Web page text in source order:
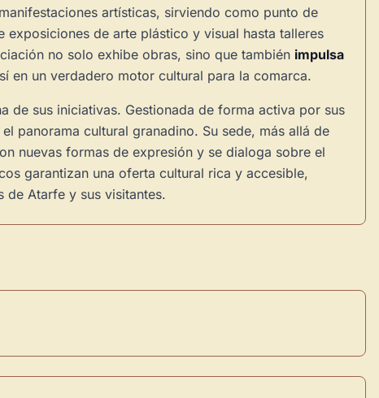
artísticas, sirviendo como punto de
exposiciones de arte plástico y visual hasta talleres
no solo exhibe obras, sino que también impulsa
en un verdadero motor cultural para la comarca.
de sus iniciativas. Gestionada de forma activa por sus
panorama cultural granadino. Su sede, más allá de
nuevas formas de expresión y se dialoga sobre el
garantizan una oferta cultural rica y accesible,
de Atarfe y sus visitantes.